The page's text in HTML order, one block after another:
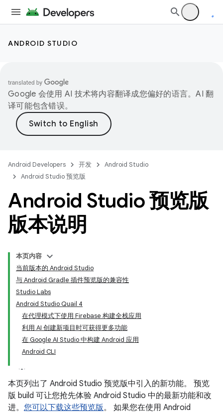
ANDROID STUDIO
Google 会使用 AI 技术将内容翻译成您偏好的语言。AI 翻
译可能包含错误。
Android Developers 开发
Android Studio
Android Studio 预览版
Android Studio 预览版
版本说明
本页内容
当前版本的 Android Studio
与 Android Gradle 插件预览版的兼容性
Studio Labs
Android Studio Quail 4
在代理模式下使用 Firebase 构建全栈应用
利用 AI 创建新项目时可获得更多功能
在 Google AI Studio 中构建 Android 应用
Android CLI
本页列出了 Android Studio 预览版中引入的新功能。 预览
版 build 可让您抢先体验 Android Studio 中的最新功能和改
进。 您可以下载这些预览版。 如果您在使用 Android